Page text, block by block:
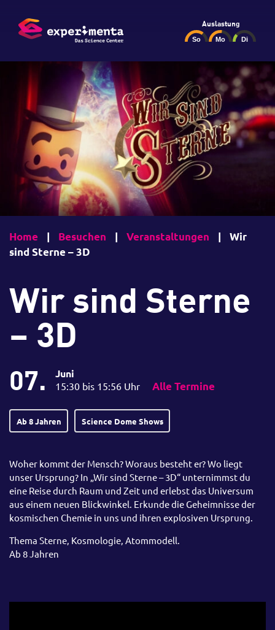
Auslastung
Home | Besuchen | Veranstaltungen |
Wir
sind Sterne – 3D
Wir sind Sterne
– 3D
07. Juni
15:30 bis 15:56 Uhr Alle Termine
Ab 8 Jahren Science Dome Shows
Woher kommt der Mensch? Woraus besteht er? Wo liegt
unser Ursprung? In „Wir sind Sterne – 3D“ unternimmst du
eine Reise durch Raum und Zeit und erlebst das Universum
aus einem neuen Blickwinkel. Erkunde die Geheimnisse der
kosmischen Chemie in uns und ihren explosiven Ursprung.
Thema Sterne, Kosmologie, Atommodell.
Ab 8 Jahren